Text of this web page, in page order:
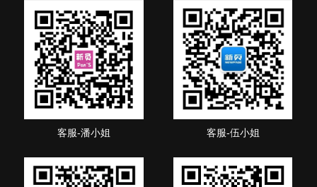
客服-潘小姐 客服-伍小姐